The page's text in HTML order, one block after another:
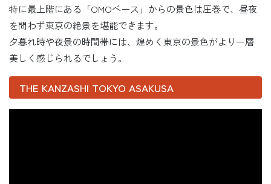
特に最上階にある「OMOベース」からの景色は圧巻で、昼夜
を問わず東京の絶景を堪能できます。
夕暮れ時や夜景の時間帯には、煌めく東京の景色がより一層
美しく感じられるでしょう。
THE KANZASHI TOKYO ASAKUSA